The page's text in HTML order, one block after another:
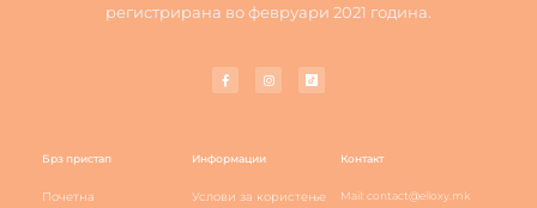
регистрирана во февруари 2021 година.
Брз пристап
Почетна
Информации
Услови за користење
Контакт
Mail: contact@elloxy.mk